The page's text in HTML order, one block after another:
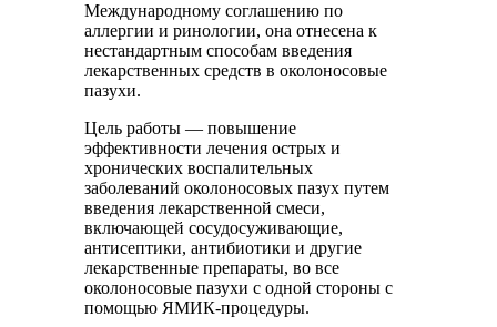
Международному соглашению по
аллергии и ринологии, она отнесена к
нестандартным способам введения
лекарственных средств в околоносовые
пазухи.
Цель работы — повышение
эффективности лечения острых и
хронических воспалительных
заболеваний околоносовых пазух путем
введения лекарственной смеси,
включающей сосудосуживающие,
антисептики, антибиотики и другие
лекарственные препараты, во все
околоносовые пазухи с одной стороны с
помощью ЯМИК-процедуры.